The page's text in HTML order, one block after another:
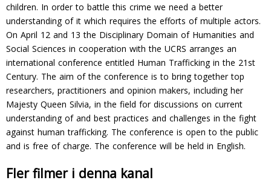
children. In order to battle this crime we need a better
understanding of it which requires the efforts of multiple actors.
On April 12 and 13 the Disciplinary Domain of Humanities and
Social Sciences in cooperation with the UCRS arranges an
international conference entitled Human Trafficking in the 21st
Century. The aim of the conference is to bring together top
researchers, practitioners and opinion makers, including her
Majesty Queen Silvia, in the field for discussions on current
understanding of and best practices and challenges in the fight
against human trafficking. The conference is open to the public
and is free of charge. The conference will be held in English.
Fler filmer i denna kanal